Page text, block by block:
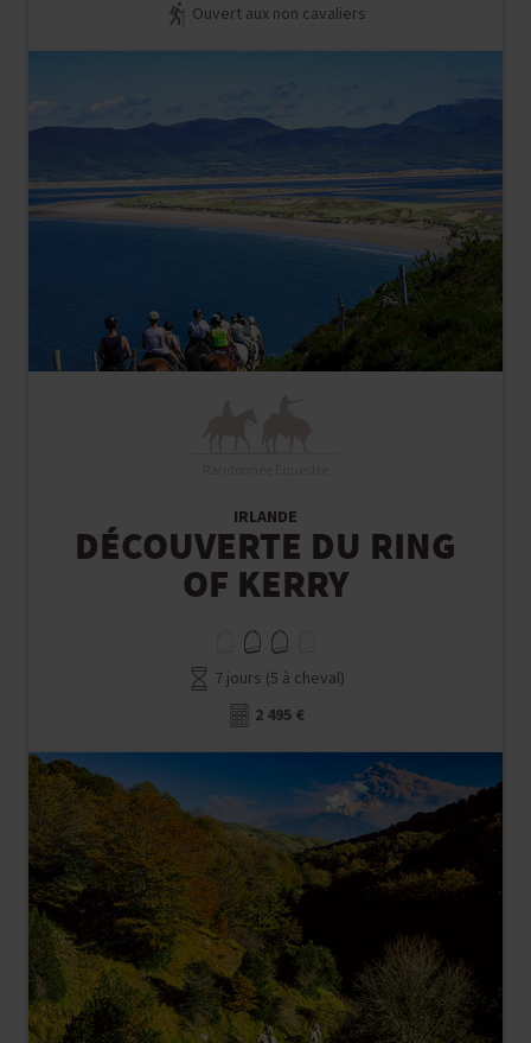
Ouvert aux non cavaliers
IRLANDE
DÉCOUVERTE DU RING
OF KERRY
7 jours (5 à cheval)
2 495 €